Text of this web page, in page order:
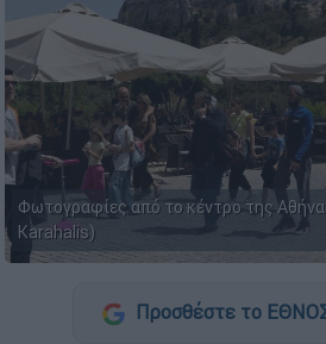
Φωτογραφίες από το κέντρο της
Karahalis)
Προσθέστε το